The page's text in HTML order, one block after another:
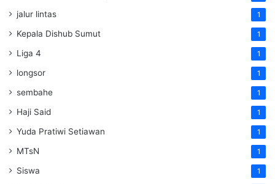
jalur lintas 1
Kepala Dishub Sumut 1
Liga 4 1
longsor 1
sembahe 1
Haji Said 1
Yuda Pratiwi Setiawan 1
MTsN 1
Siswa 1